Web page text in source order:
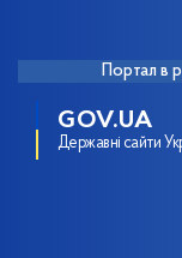
Портал в
GOV.UA
Державні сайти